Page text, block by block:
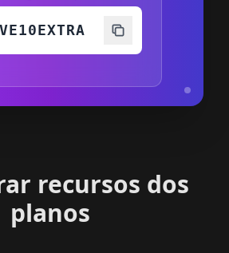
recursos dos
planos